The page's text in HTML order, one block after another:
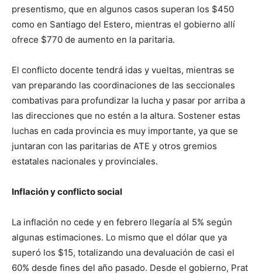
presentismo, que en algunos casos superan los $450
como en Santiago del Estero, mientras el gobierno allí
ofrece $770 de aumento en la paritaria.
El conflicto docente tendrá idas y vueltas, mientras se
van preparando las coordinaciones de las seccionales
combativas para profundizar la lucha y pasar por arriba a
las direcciones que no estén a la altura. Sostener estas
luchas en cada provincia es muy importante, ya que se
juntaran con las paritarias de ATE y otros gremios
estatales nacionales y provinciales.
Inflación y conflicto social
La inflación no cede y en febrero llegaría al 5% según
algunas estimaciones. Lo mismo que el dólar que ya
superó los $15, totalizando una devaluación de casi el
60% desde fines del año pasado. Desde el gobierno, Prat